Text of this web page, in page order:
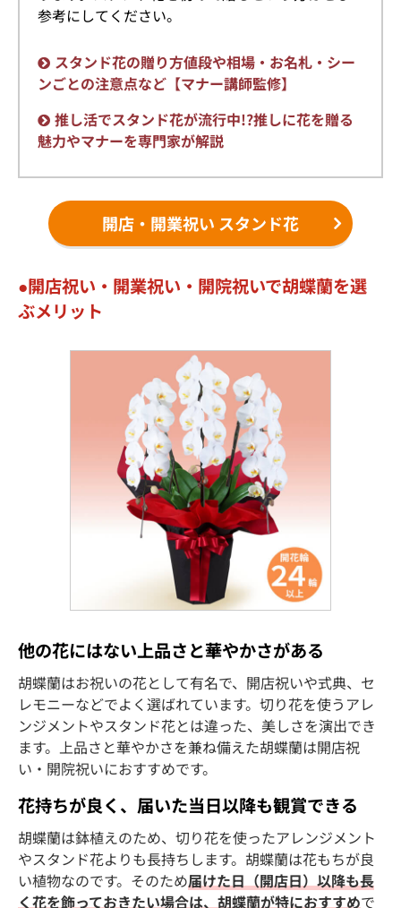
参考にしてください。
スタンド花の贈り方値段や相場・お名札・シー
ンごとの注意点など【マナー講師監修】
推し活でスタンド花が流行中!?推しに花を贈る
魅力やマナーを専門家が解説
開店・開業祝い スタンド花
開店祝い・開業祝い・開院祝いで胡蝶蘭を選
ぶメリット
他の花にはない上品さと華やかさがある
胡蝶蘭はお祝いの花として有名で、開店祝いや式典、セ
レモニーなどでよく選ばれています。切り花を使うアレ
ンジメントやスタンド花とは違った、美しさを演出でき
ます。上品さと華やかさを兼ね備えた胡蝶蘭は開店祝
い・開院祝いにおすすめです。
花持ちが良く、届いた当日以降も観賞できる
胡蝶蘭は鉢植えのため、切り花を使ったアレンジメント
やスタンド花よりも長持ちします。胡蝶蘭は花もちが良
い植物なのです。そのため届けた日（開店日）以降も長
く花を飾っておきたい場合は、胡蝶蘭が特におすすめで